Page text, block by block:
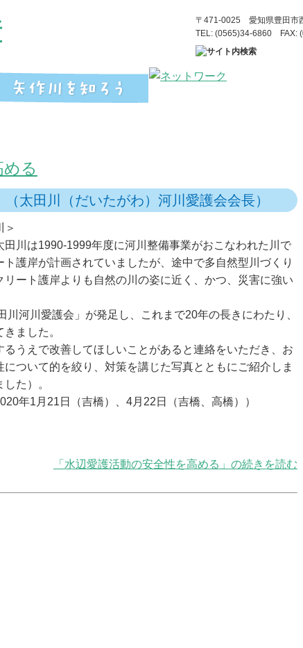
〒471-0025 愛知県豊田市
TEL: (0565)34-6860 FAX:
る
（太田川（だいたがわ）河川愛護会会長）
＞
川は1990-1999年度に河川整備事業がおこなわれた川で
護岸が計画されていましたが、途中で多自然型川づくり
ート護岸よりも自然の川の姿に近く、かつ、災害に強い
河川愛護会」が発足し、これまで20年の長きにわたり、
ました。
うえで改善してほしいことがあると連絡をいただき、お
ついて的を絞り、対策を講じた写真とともにご紹介しま
た）。
年1月21日（吉橋）、4月22日（吉橋、高橋））
「水辺愛護活動の安全性を高める」の続きを読む